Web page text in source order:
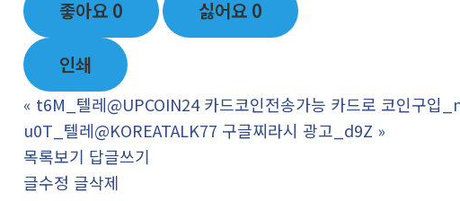
좋아요 0 싫어요 0
인쇄
« t6M_텔레@UPCOIN24 카드코인전송가능 카드로 코인구입
u0T_텔레@KOREATALK77 구글찌라시 광고_d9Z »
목록보기 답글쓰기
글수정 글삭제